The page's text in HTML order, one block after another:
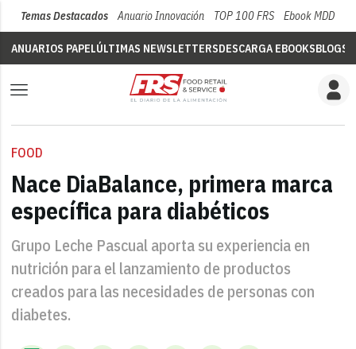
Temas Destacados Anuario Innovación TOP 100 FRS Ebook MDD
ANUARIOS PAPELÚLTIMAS NEWSLETTERSDESCARGA EBOOKSBLOGS
FOOD
Nace DiaBalance, primera marca
específica para diabéticos
Grupo Leche Pascual aporta su experiencia en
nutrición para el lanzamiento de productos
creados para las necesidades de personas con
diabetes.